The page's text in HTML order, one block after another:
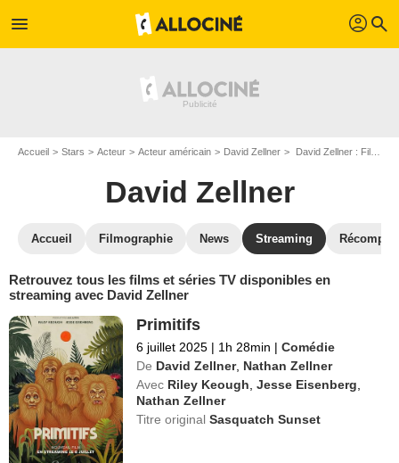
menu profil search
Accueil Stars Acteur Acteur américain David Zellner David Zellner : Films et séries online
David Zellner
Accueil Filmographie News Streaming
Retrouvez tous les films et séries TV disponibles en
streaming avec David Zellner
Primitifs
6 juillet 2025 | 1h 28min | Comédie
De David Zellner, Nathan Zellner
Avec Riley Keough ,Jesse Eisenberg
Nathan Zellner
Titre originalSasquatch Sunset